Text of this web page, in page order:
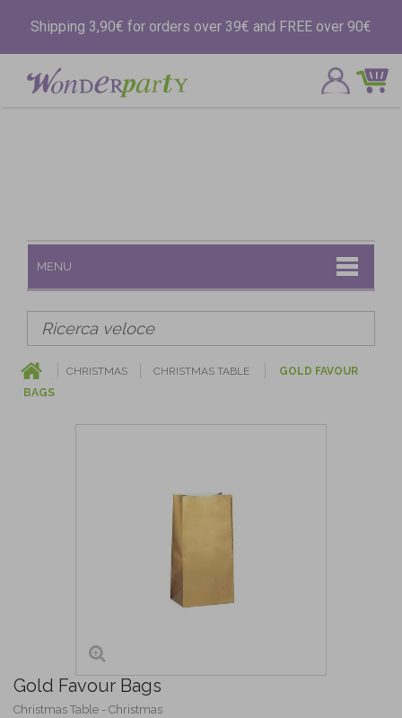
Shipping 3,90€ for orders over 39€ and FREE over 90€
MENU
CHRISTMAS CHRISTMAS TABLE
GOLD FAVOUR
BAGS
Gold Favour Bags
Christmas Table - Christmas